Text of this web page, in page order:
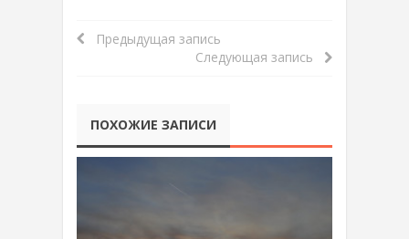
Предыдущая запись
Следующая запись
ПОХОЖИЕ ЗАПИСИ